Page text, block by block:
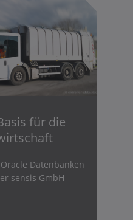
für die
Datenbanken
sensis GmbH